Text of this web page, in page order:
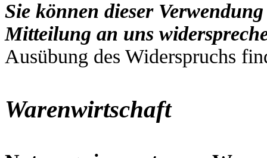
Sie können dieser
Mitteilung an uns
Ausübung des Widerspruchs
Warenwirtschaft